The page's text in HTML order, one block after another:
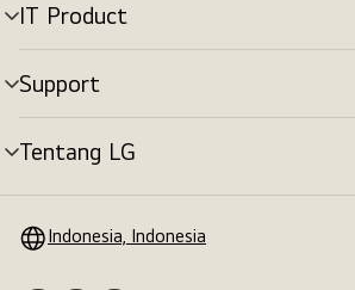
IT Product
tombol
menu
Support
tombol
menu
Tentang LG
tombol
Indonesia, Indonesia